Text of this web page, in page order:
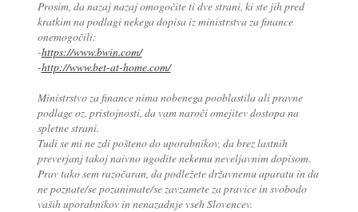
Prosim, da nazaj nazaj omogočite ti dve strani, ki ste jih pred
kratkim na podlagi nekega dopisa iz ministrstva za finance
onemogočili:
-https://www.bwin.com/
-http://www.bet-at-home.com/
Ministrstvo za finance nima nobenega pooblastila ali pravne
podlage oz. pristojnosti, da vam naroči omejitev dostopa na
spletne strani.
Tudi se mi ne zdi pošteno do uporabnikov, da brez lastnih
preverjanj takoj naivno ugodite nekemu neveljavnim dopisom.
Prav tako sem razočaran, da podležete državnemu aparatu in da
ne poznate/se pozanimate/se zavzamete za pravice in svobodo
vaših uporabnikov in nenazadnje vseh Slovencev.